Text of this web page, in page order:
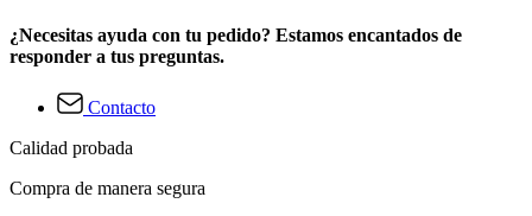
¿Necesitas ayuda con tu pedido? Estamos encantados de
responder a tus preguntas.
Contacto
Calidad probada
Compra de manera segura